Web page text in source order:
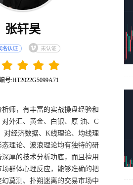
张轩昊
号:HT2022G5099A71
师，有丰富的实战操盘经验和
外汇、黄金、白银、原 油、C
对经济数据、K线理论、均线理
理论、波浪理论均有独特的研
厚的技术分析功底，而且擅用
群体心理反应，能够准确的把
莫测、扑朔迷离的交易市场中